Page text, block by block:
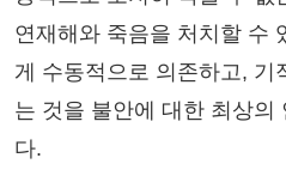
연재해와 죽음을 처치할 수
게 수동적으로 의존하고, 기
는 것을 불안에 대한 최상의
다.